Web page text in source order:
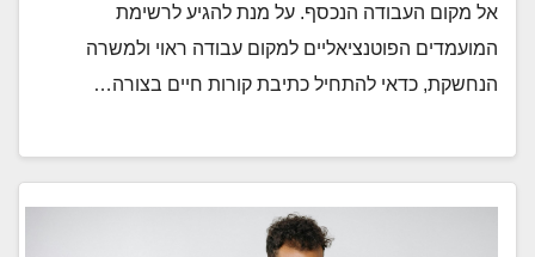
אל מקום העבודה הנכסף. על מנת להגיע לרשימת
המועמדים הפוטנציאליים למקום עבודה ראוי ולמשרה
הנחשקת, כדאי להתחיל כתיבת קורות חיים בצורה…